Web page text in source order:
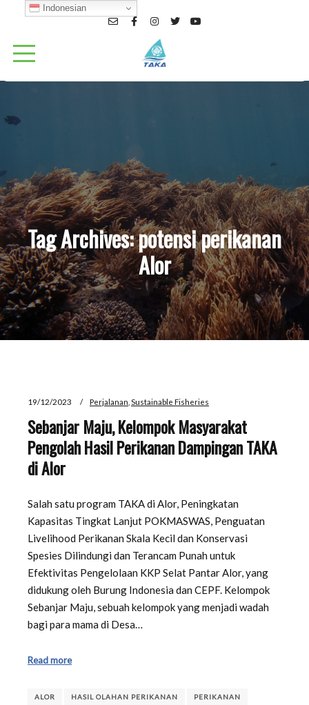
Tag Archives:potensi perikanan
Alor
19/12/2023 Perjalanan Sustainable Fisheries
Sebanjar Maju, Kelompok Masyarakat
Pengolah Hasil Perikanan Dampingan TAKA
di Alor
Salah satu program TAKA di Alor, Peningkatan
Kapasitas Tingkat Lanjut POKMASWAS, Penguatan
Livelihood Perikanan Skala Kecil dan Konservasi
Spesies Dilindungi dan Terancam Punah untuk
Efektivitas Pengelolaan KKP Selat Pantar Alor, yang
didukung oleh Burung Indonesia dan CEPF. Kelompok
Sebanjar Maju, sebuah kelompok yang menjadi wadah
bagi para mama di Desa…
Read more
ALOR HASIL OLAHAN PERIKANAN PERIKANAN
Indonesian